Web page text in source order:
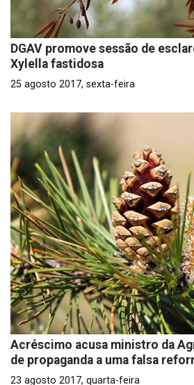
DGAV promove sessão de
Xylella fastidosa
25 agosto 2017, sexta-feira
Acréscimo acusa ministro da
de propaganda a uma falsa
23 agosto 2017, quarta-feira